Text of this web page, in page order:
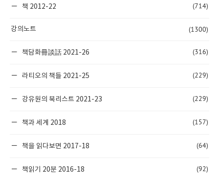
책 2012-22 (714)
강의노트 (1300)
책담화冊談話 2021-26 (316)
라티오의 책들 2021-25 (229)
강유원의 북리스트 2021-23 (229)
책과 세계 2018 (157)
책을 읽다보면 2017-18 (64)
책읽기 20분 2016-18 (92)